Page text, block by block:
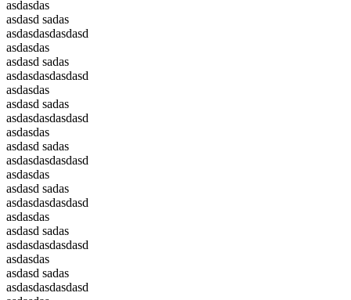
asdasdas
asdasd sadas
asdasdasdasdasd
asdasdas
asdasd sadas
asdasdasdasdasd
asdasdas
asdasd sadas
asdasdasdasdasd
asdasdas
asdasd sadas
asdasdasdasdasd
asdasdas
asdasd sadas
asdasdasdasdasd
asdasdas
asdasd sadas
asdasdasdasdasd
asdasdas
asdasd sadas
asdasdasdasdasd